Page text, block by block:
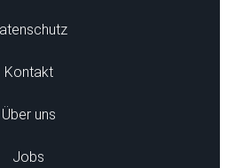
Kontakt
Über uns
Jobs